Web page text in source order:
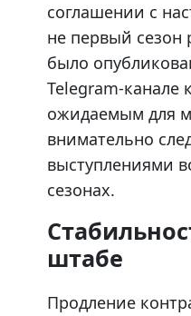
соглашении с
не первый сезон
было
Telegram-канале
ожидаемым для
внимательно
выступлениями
сезонах.
штабе
Продление